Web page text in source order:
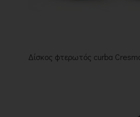
Δίσκος φτερωτός curba